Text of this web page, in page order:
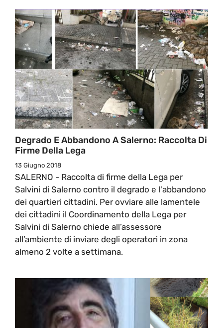
Degrado E Abbandono A Salerno: Raccolta Di
Firme Della Lega
13 Giugno 2018
SALERNO - Raccolta di firme della Lega per
Salvini di Salerno contro il degrado e l'abbandono
dei quartieri cittadini. Per ovviare alle lamentele
dei cittadini il Coordinamento della Lega per
Salvini di Salerno chiede all’assessore
all’ambiente di inviare degli operatori in zona
almeno 2 volte a settimana.